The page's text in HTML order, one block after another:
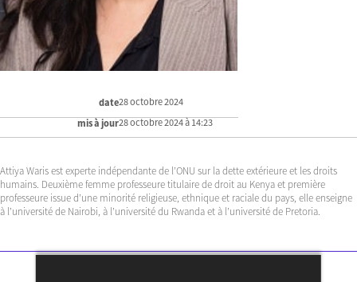
date28 octobre 2024
mis à jour28 octobre 2024 à 14:23
Attiya Waris est experte indépendante de l’ONU sur la dette extérieure et les droits
humains. Deuxième femme professeure titulaire de droit au Kenya et première
professeure issue d’une minorité religieuse, ethnique et raciale du pays, elle enseigne
à l’université de Nairobi, à l’université du Rwanda et à l’université de Pretoria.